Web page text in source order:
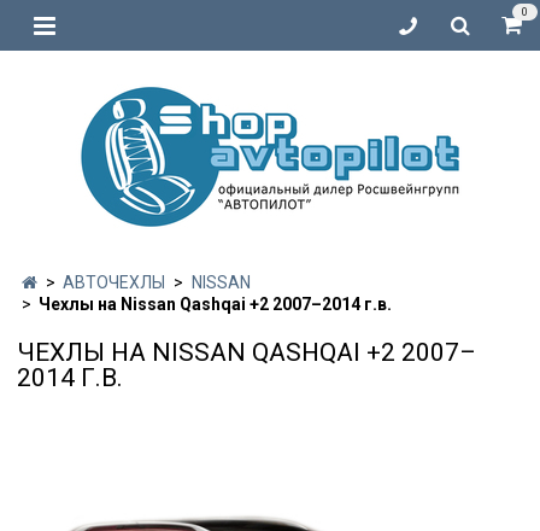
0
АВТОЧЕХЛЫ
NISSAN
Чехлы на Nissan Qashqai +2 2007–2014 г.в.
ЧЕХЛЫ НА NISSAN QASHQAI +2 2007–
2014 Г.В.